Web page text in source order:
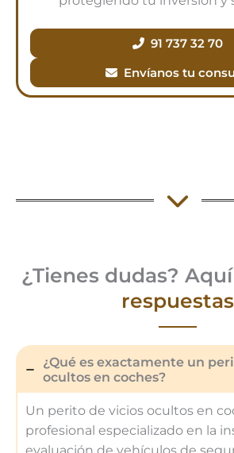
91 737 32 70
Envíanos tu
¿Tienes dudas?
respuestas
¿Qué es exactamente un
ocultos en coches?
Un perito de vicios ocultos en
profesional especializado en la